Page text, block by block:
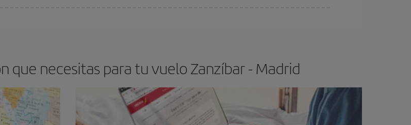
que necesitas para tu vuelo Zanzíbar - Madrid